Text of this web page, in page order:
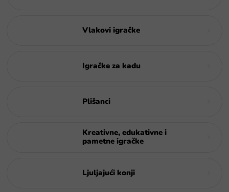
Vlakovi igračke
Igračke za kadu
Plišanci
Kreativne, edukativne i
pametne igračke
Ljuljajući konji